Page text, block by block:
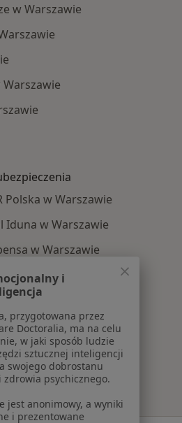
w Warszawie
Polska w Warszawie
Iduna w Warszawie
w Warszawie
w Warszawie
w Warszawie
Najpopularniejsze
i
przygotowana przez
Doctoralia, ma na celu
w jaki sposób ludzie
sztucznej inteligencji
swojego dobrostanu
zdrowia psychicznego.
jest anonimowy, a wyniki
i prezentowane